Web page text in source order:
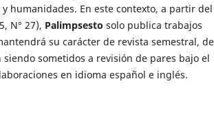
humanidades. En este contexto, a partir del
N° 27), Palimpsesto solo publica trabajos
su carácter de revista semestral, de
sometidos a revisión de pares bajo el
en idioma español e inglés.